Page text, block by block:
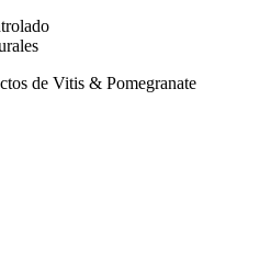
de Vitis & Pomegranate